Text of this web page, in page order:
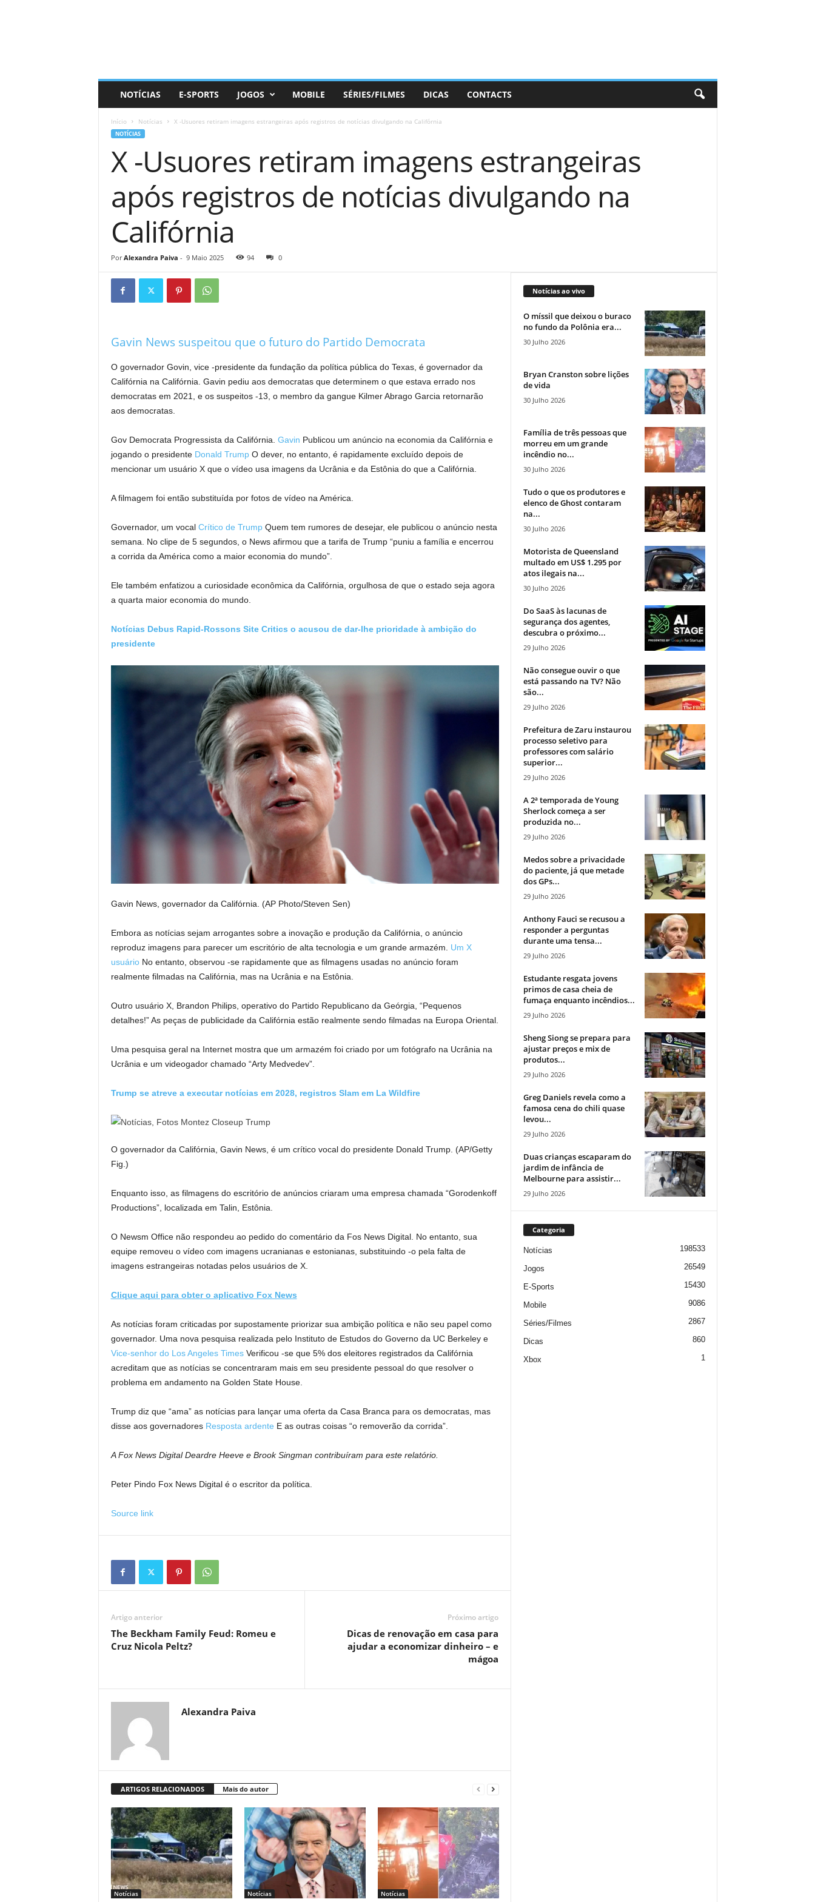
NOTÍCIAS E-SPORTS JOGOS MOBILE SÉRIES/FILMES DICAS CONTACTS
Início Notícias X -Usuores retiram imagens estrangeiras após registros de notícias divulgando na Califórnia
NOTÍCIAS
X -Usuores retiram imagens estrangeiras
após registros de notícias divulgando na
Califórnia
Por Alexandra Paiva - 9 Maio 2025 94 0
Gavin News suspeitou que o futuro do Partido Democrata
O governador Govin, vice -presidente da fundação da política pública do Texas, é governador da
Califórnia na Califórnia. Gavin pediu aos democratas que determinem o que estava errado nos
democratas em 2021, e os suspeitos -13, o membro da gangue Kilmer Abrago Garcia retornarão
aos democratas.
Gov Democrata Progressista da Califórnia. Gavin Publicou um anúncio na economia da Califórnia e
jogando o presidente Donald TrumpO dever, no entanto, é rapidamente excluído depois de
mencionar um usuário X que o vídeo usa imagens da Ucrânia e da Estônia do que a Califórnia.
A filmagem foi então substituída por fotos de vídeo na América.
Governador, um vocal Crítico de TrumpQuem tem rumores de desejar, ele publicou o anúncio nesta
semana. No clipe de 5 segundos, o News afirmou que a tarifa de Trump “puniu a família e encerrou
a corrida da América como a maior economia do mundo”.
Ele também enfatizou a curiosidade econômica da Califórnia, orgulhosa de que o estado seja agora
a quarta maior economia do mundo.
Notícias Debus Rapid-Rossons Site Critics o acusou de dar-lhe prioridade à ambição do
presidente
Gavin News, governador da Califórnia. (AP Photo/Steven Sen)
Embora as notícias sejam arrogantes sobre a inovação e produção da Califórnia, o anúncio
reproduz imagens para parecer um escritório de alta tecnologia e um grande armazém. Um X
usuárioNo entanto, observou -se rapidamente que as filmagens usadas no anúncio foram
realmente filmadas na Califórnia, mas na Ucrânia e na Estônia.
Outro usuário X, Brandon Philips, operativo do Partido Republicano da Geórgia, “Pequenos
detalhes!” As peças de publicidade da Califórnia estão realmente sendo filmadas na Europa Oriental.
Uma pesquisa geral na Internet mostra que um armazém foi criado por um fotógrafo na Ucrânia na
Ucrânia e um videogador chamado “Arty Medvedev”.
Trump se atreve a executar notícias em 2028, registros Slam em La Wildfire
O governador da Califórnia, Gavin News, é um crítico vocal do presidente Donald Trump. (AP/Getty
Fig.)
Enquanto isso, as filmagens do escritório de anúncios criaram uma empresa chamada “Gorodenkoff
Productions”, localizada em Talin, Estônia.
O Newsm Office não respondeu ao pedido do comentário da Fos News Digital. No entanto, sua
equipe removeu o vídeo com imagens ucranianas e estonianas, substituindo -o pela falta de
imagens estrangeiras notadas pelos usuários de X.
Clique aqui para obter o aplicativo Fox News
As notícias foram criticadas por supostamente priorizar sua ambição política e não seu papel como
governador. Uma nova pesquisa realizada pelo Instituto de Estudos do Governo da UC Berkeley e
Vice-senhor do Los Angeles TimesVerificou -se que 5% dos eleitores registrados da Califórnia
acreditam que as notícias se concentraram mais em seu presidente pessoal do que resolver o
problema em andamento na Golden State House.
Trump diz que “ama” as notícias para lançar uma oferta da Casa Branca para os democratas, mas
disse aos governadores Resposta ardente E as outras coisas “o removerão da corrida”.
A Fox News Digital Deardre Heeve e Brook Singman contribuíram para este relatório.
Peter Pindo Fox News Digital é o escritor da política.
Source link
Artigo anterior
The Beckham Family Feud: Romeu e
Cruz Nicola Peltz?
Próximo artigo
Dicas de renovação em casa para
ajudar a economizar dinheiro – e
mágoa
Alexandra Paiva
ARTIGOS RELACIONADOS Mais do autor
Notícias Notícias Notícias
Notícias ao vivo
O míssil que deixou o buraco
no fundo da Polônia era...
30 Julho 2026
Bryan Cranston sobre lições
de vida
30 Julho 2026
Família de três pessoas que
morreu em um grande
incêndio no...
30 Julho 2026
Tudo o que os produtores e
elenco de Ghost contaram
na...
30 Julho 2026
Motorista de Queensland
multado em US$ 1.295 por
atos ilegais na...
30 Julho 2026
Do SaaS às lacunas de
segurança dos agentes,
descubra o próximo...
29 Julho 2026
Não consegue ouvir o que
está passando na TV? Não
são...
29 Julho 2026
Prefeitura de Zaru instaurou
processo seletivo para
professores com salário
superior...
29 Julho 2026
A 2ª temporada de Young
Sherlock começa a ser
produzida no...
29 Julho 2026
Medos sobre a privacidade
do paciente, já que metade
dos GPs...
29 Julho 2026
Anthony Fauci se recusou a
responder a perguntas
durante uma tensa...
29 Julho 2026
Estudante resgata jovens
primos de casa cheia de
fumaça enquanto incêndios...
29 Julho 2026
Sheng Siong se prepara para
ajustar preços e mix de
produtos...
29 Julho 2026
Greg Daniels revela como a
famosa cena do chili quase
levou...
29 Julho 2026
Duas crianças escaparam do
jardim de infância de
Melbourne para assistir...
29 Julho 2026
Categoria
Notícias 198533
Jogos 26549
E-Sports 15430
Mobile 9086
Séries/Filmes 2867
Dicas 860
Xbox 1